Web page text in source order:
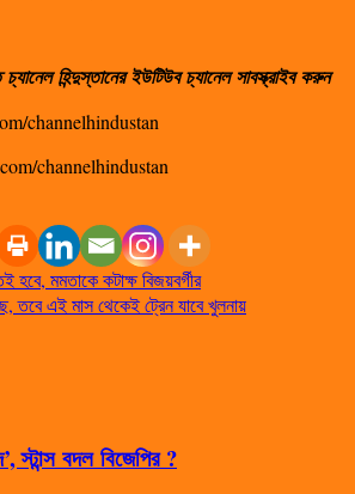
চ্যানেল হিন্দুস্তানের ইউটিউব চ্যানেল সাবস্ক্রাইব করুন
channelhindustan
channelhindustan
হবে, মমতাকে কটাক্ষ বিজয়বর্গীর
এই মাস থেকেই ট্রেন যাবে খুলনায়
স্টান্স বদল বিজেপির ?